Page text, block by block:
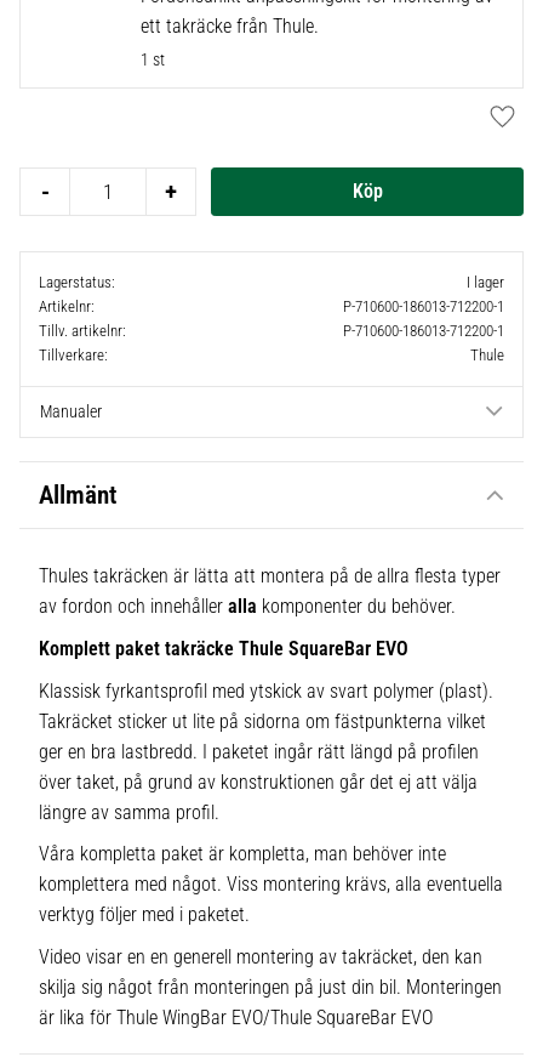
ett takräcke från Thule.
1 st
+
-
Lagerstatus
I lager
Artikelnr
P-710600-186013-712200-1
Tillv. artikelnr
P-710600-186013-712200-1
Tillverkare
Thule
Manualer
Allmänt
Thules takräcken är lätta att montera på de allra flesta typer
av fordon och innehåller alla komponenter du behöver.
Komplett paket takräcke Thule SquareBar EVO
Klassisk fyrkantsprofil med ytskick av svart polymer (plast).
Takräcket sticker ut lite på sidorna om fästpunkterna vilket
ger en bra lastbredd. I paketet ingår rätt längd på profilen
över taket, på grund av konstruktionen går det ej att välja
längre av samma profil.
Våra kompletta paket är kompletta, man behöver inte
komplettera med något. Viss montering krävs, alla eventuella
verktyg följer med i paketet.
Video visar en en generell montering av takräcket, den kan
skilja sig något från monteringen på just din bil. Monteringen
är lika för Thule WingBar EVO/Thule SquareBar EVO